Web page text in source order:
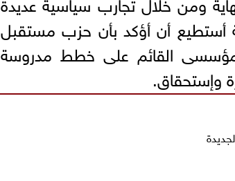
أستطيع أن أؤكد بأن حزب مستقبل
القائم على خطط مدروسة
وإستحقاق.